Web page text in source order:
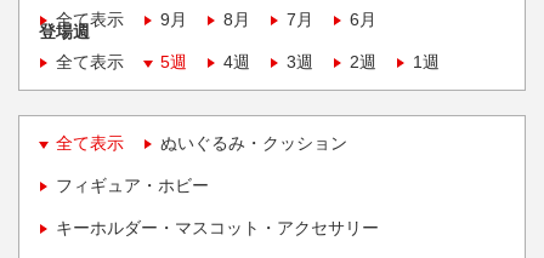
全て表示
9月 8月 7月 6月
登場週
全て表示
5週 4週 3週 2週 1週
全て表示 ぬいぐるみ・クッション
フィギュア・ホビー
キーホルダー・マスコット・アクセサリー